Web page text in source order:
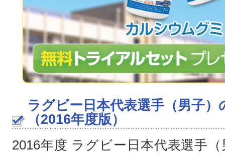
ラグビー日本代表選手（男子）
（2016年度版）
2016年度 ラグビー日本代表選手